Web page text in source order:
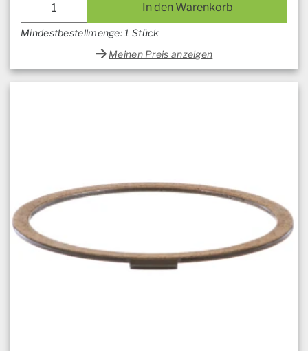
In den Warenkorb
Mindestbestellmenge: 1 Stück
Meinen Preis anzeigen